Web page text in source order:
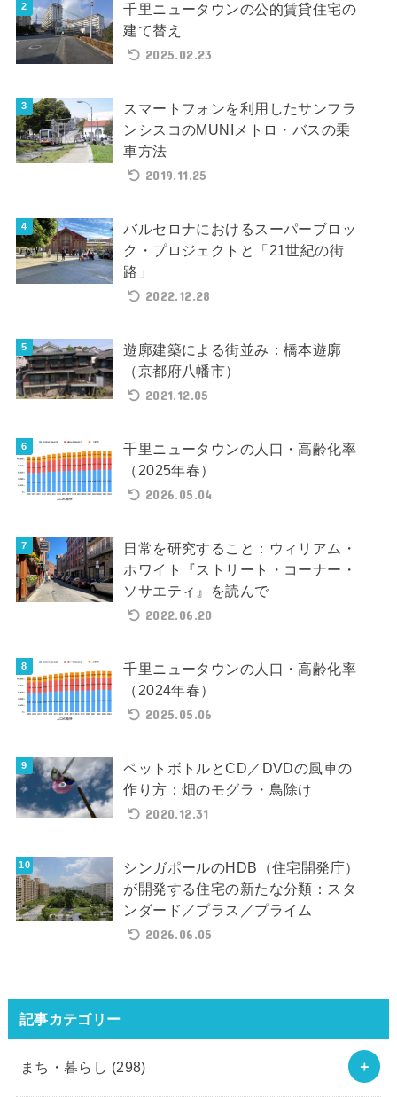
千里ニュータウンの公的賃貸住宅の
建て替え
2025.02.23
スマートフォンを利用したサンフラ
ンシスコのMUNIメトロ・バスの乗
車方法
2019.11.25
バルセロナにおけるスーパーブロッ
ク・プロジェクトと「21世紀の街
路」
2022.12.28
遊廓建築による街並み：橋本遊廓
（京都府八幡市）
2021.12.05
千里ニュータウンの人口・高齢化率
（2025年春）
2026.05.04
日常を研究すること：ウィリアム・
ホワイト『ストリート・コーナー・
ソサエティ』を読んで
2022.06.20
千里ニュータウンの人口・高齢化率
（2024年春）
2025.05.06
ペットボトルとCD／DVDの風車の
作り方：畑のモグラ・鳥除け
2020.12.31
シンガポールのHDB（住宅開発庁）
が開発する住宅の新たな分類：スタ
ンダード／プラス／プライム
2026.06.05
記事カテゴリー
まち・暮らし (298)